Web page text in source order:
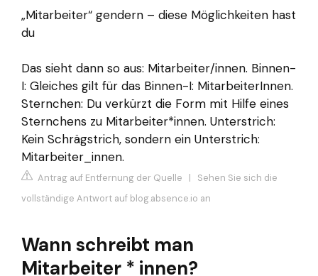
„Mitarbeiter“ gendern – diese Möglichkeiten hast
du
Das sieht dann so aus: Mitarbeiter/innen. Binnen-
I: Gleiches gilt für das Binnen-I: MitarbeiterInnen.
Sternchen: Du verkürzt die Form mit Hilfe eines
Sternchens zu Mitarbeiter*innen. Unterstrich:
Kein Schrägstrich, sondern ein Unterstrich:
Mitarbeiter_innen.
Antrag auf Entfernung der Quelle | Sehen Sie sich die
vollständige Antwort auf blog.absence.io an
Wann schreibt man
Mitarbeiter * innen?